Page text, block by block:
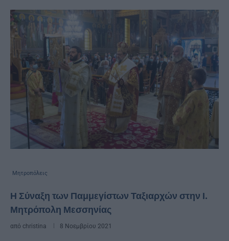
Μητροπόλεις
Η Σύναξη των Παμμεγίστων Ταξιαρχών στην Ι.
Μητρόπολη Μεσσηνίας
από christina 8 Νοεμβρίου 2021